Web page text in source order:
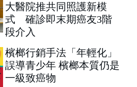
大醫院推共同照護新模
式 確診即末期癌友3階
段介入
檳榔行銷手法「年輕化」
誤導青少年 檳榔本質仍是
一級致癌物